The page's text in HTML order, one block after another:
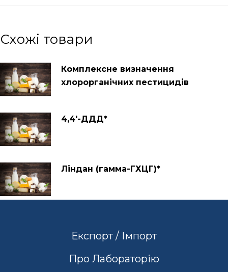
Схожі товари
Комплексне визначення
хлорорганічних пестицидів
4,4′-ДДД*
Ліндан (гамма-ГХЦГ)*
Експорт / Імпорт
Про Лабораторію